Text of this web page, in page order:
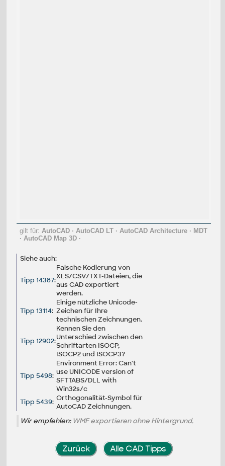
gilt für: AutoCAD· AutoCAD LT· AutoCAD Architecture· MDT
· AutoCAD Map 3D·
Siehe auch:
Tipp 14387:
Falsche Kodierung von
XLS/CSV/TXT-Dateien, die
aus CAD exportiert
werden.
Tipp 13114:
Einige nützliche Unicode-
Zeichen für Ihre
technischen Zeichnungen.
Tipp 12902:
Kennen Sie den
Unterschied zwischen den
Schriftarten ISOCP,
ISOCP2 und ISOCP3?
Tipp 5498:
Environment Error: Can't
use UNICODE version of
SFTTABS/DLL with
Win32s/c
Tipp 5439: Orthogonalität-Symbol für
AutoCAD Zeichnungen.
Wir empfehlen: WMF exportieren ohne Hintergrund.
Zurück Alle CAD Tipps